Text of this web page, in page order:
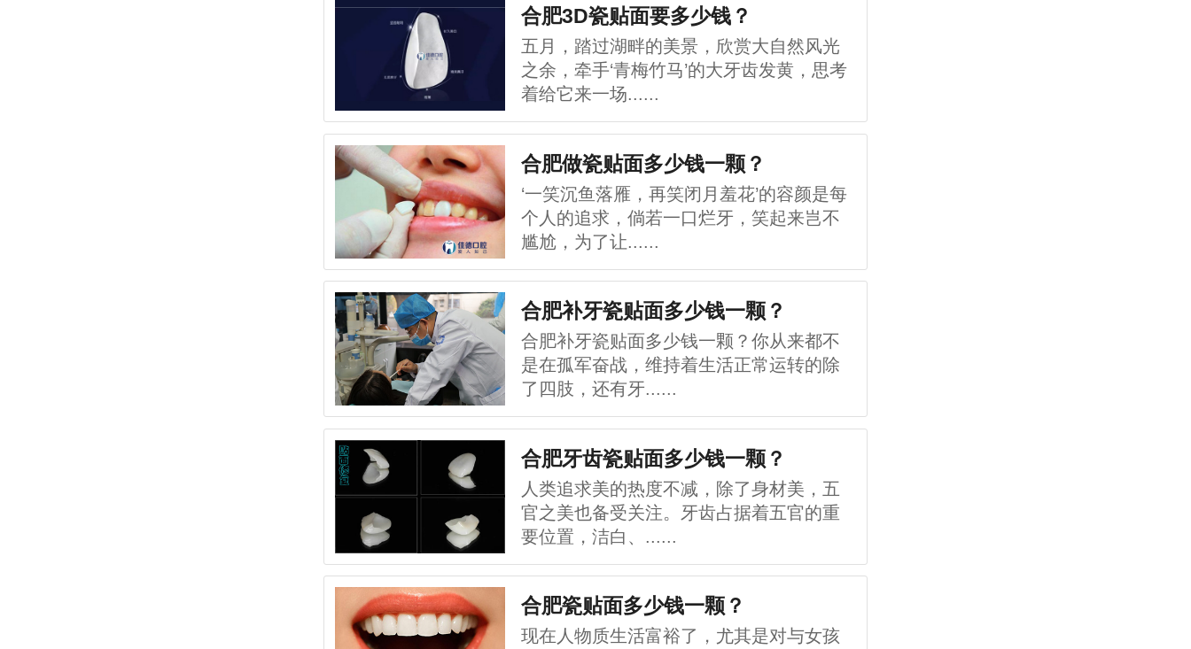
合肥3D瓷贴面要多少钱？
五月，踏过湖畔的美景，欣赏大自然风光
之余，牵手‘青梅竹马’的大牙齿发黄，思考
着给它来一场......
合肥做瓷贴面多少钱一颗？
‘一笑沉鱼落雁，再笑闭月羞花’的容颜是每
个人的追求，倘若一口烂牙，笑起来岂不
尴尬，为了让......
合肥补牙瓷贴面多少钱一颗？
合肥补牙瓷贴面多少钱一颗？你从来都不
是在孤军奋战，维持着生活正常运转的除
了四肢，还有牙......
合肥牙齿瓷贴面多少钱一颗？
人类追求美的热度不减，除了身材美，五
官之美也备受关注。牙齿占据着五官的重
要位置，洁白、......
合肥瓷贴面多少钱一颗？
现在人物质生活富裕了，尤其是对与女孩